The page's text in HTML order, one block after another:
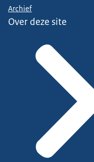
Archief
Over deze site